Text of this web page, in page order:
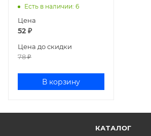
49815
Есть в наличии: 6
Цена
52 ₽
Цена до скидки
78₽
В корзину
КАТАЛОГ